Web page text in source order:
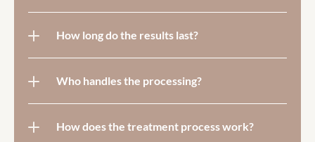
How long do the results last?
Who handles the processing?
How does the treatment process work?